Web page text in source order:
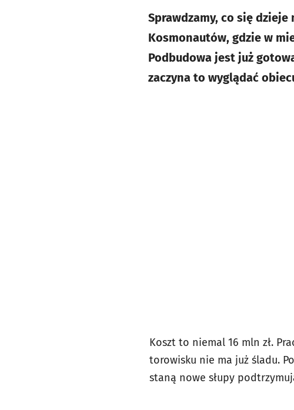
Sprawdzamy, co się
Kosmonautów, gdzie w
Podbudowa jest już
zaczyna to wyglądać
Koszt to niemal 16 mln zł.
torowisku nie ma już śladu.
staną nowe słupy